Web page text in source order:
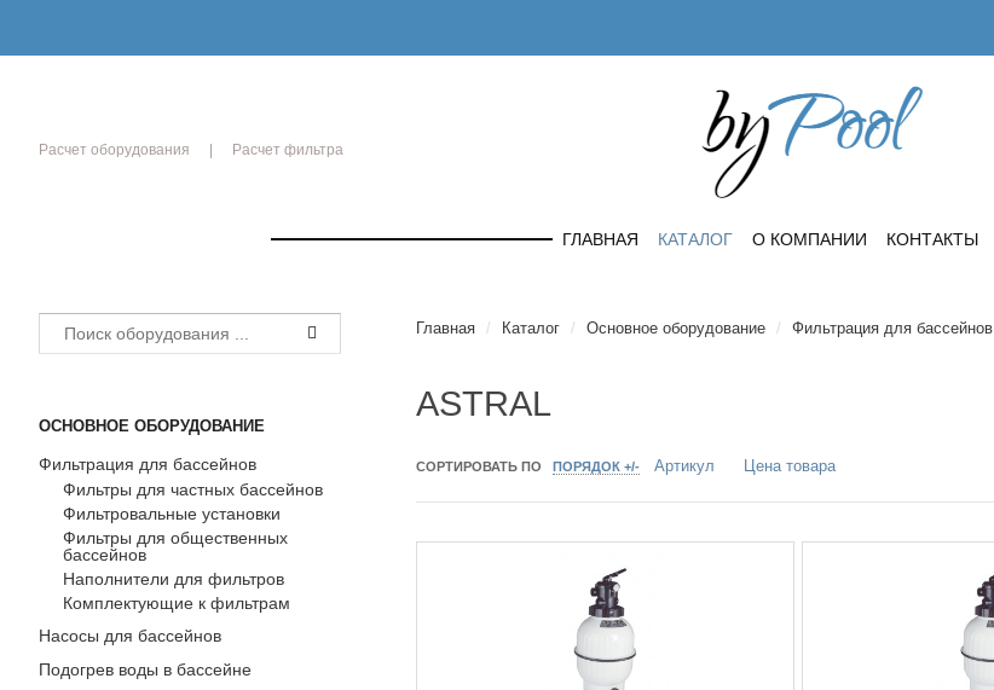
Расчет оборудования Расчет фильтра
ГЛАВНАЯ КАТАЛОГ О КОМПАНИИ КОНТАКТЫ
Главная / Каталог / Основное оборудование / Фильтрация для бассейнов
ASTRAL
СОРТИРОВАТЬ ПО ПОРЯДОК +/- Артикул Цена товара
ОСНОВНОЕ ОБОРУДОВАНИЕ
Фильтрация для бассейнов
Фильтры для частных бассейнов
Фильтровальные установки
Фильтры для общественных
бассейнов
Наполнители для фильтров
Комплектующие к фильтрам
Насосы для бассейнов
Подогрев воды в бассейне